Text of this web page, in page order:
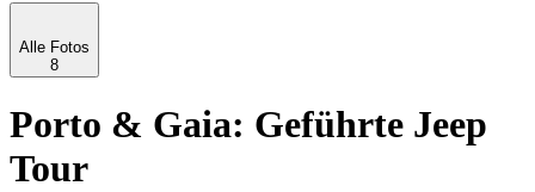
Alle Fotos
8
Porto & Gaia: Geführte Jeep
Tour